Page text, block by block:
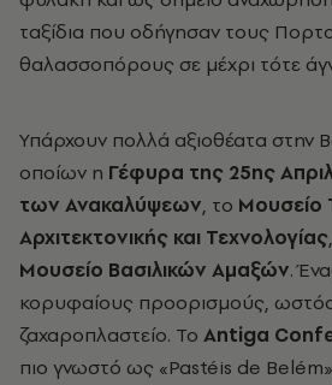
ταξίδια που οδήγησαν τους
θαλασσοπόρους σε μέχρι τότε
Υπάρχουν πολλά αξιοθέατα στην
οποίων η Γέφυρα της 25ης
των Ανακαλύψεων, το Μουσείο
Αρχιτεκτονικής και Τεχνολογίας
Μουσείο Βασιλικών Αμαξών.
κορυφαίους προορισμούς,
ζαχαροπλαστείο. Το Antiga
πιο γνωστό ως «Pastéis de